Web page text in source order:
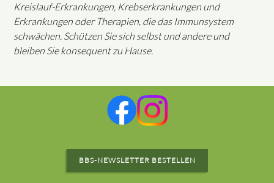
Kreislauf-Erkrankungen, Krebserkrankungen und
Erkrankungen oder Therapien, die das Immunsystem
schwächen. Schützen Sie sich selbst und andere und
bleiben Sie konsequent zu Hause.
BBS-NEWSLETTER BESTELLEN